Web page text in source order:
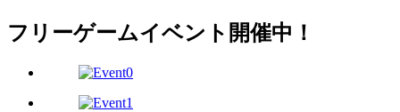
フリーゲームイベント開催中！